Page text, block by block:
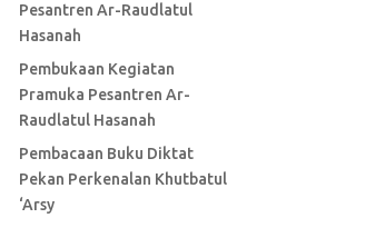
Pesantren Ar-Raudlatul
Hasanah
Pembukaan Kegiatan
Pramuka Pesantren Ar-
Raudlatul Hasanah
Pembacaan Buku Diktat
Pekan Perkenalan Khutbatul
‘Arsy